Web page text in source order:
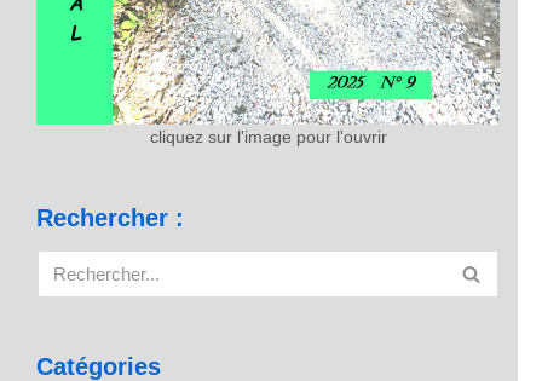
cliquez sur l'image pour l'ouvrir
Rechercher :
Catégories